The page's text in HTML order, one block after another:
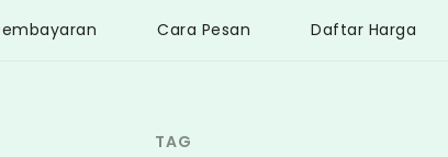
Cara Pesan Daftar Harga
TAG